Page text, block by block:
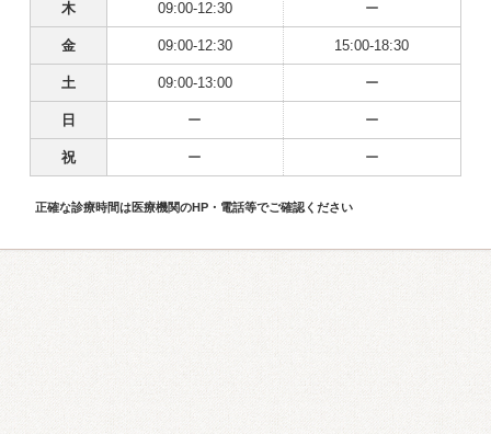
木 09:00-12:30 ー
金 09:00-12:30 15:00-18:30
土 09:00-13:00 ー
日 ー ー
祝 ー ー
正確な診療時間は医療機関のHP・電話等でご確認ください